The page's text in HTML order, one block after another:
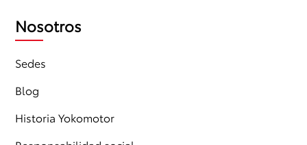
Nosotros
Sedes
Blog
Historia Yokomotor